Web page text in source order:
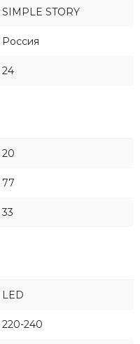
SIMPLE STORY
Россия
24
20
77
33
LED
220-240